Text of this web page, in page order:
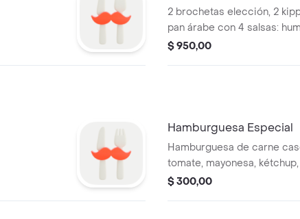
2 brochetas elección, 2
pan árabe con 4 salsas:
garbanzos, babaganoush de
$ 950,00
Hamburguesa Especial
Hamburguesa de carne
tomate, mayonesa, kétchup,
panceta, cheddar.
$ 300,00